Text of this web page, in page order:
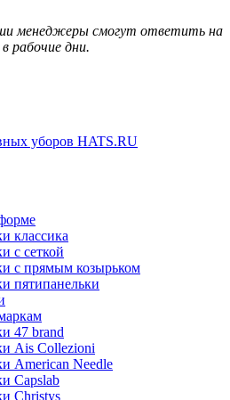
менеджеры смогут ответить на
рабочие дни.
классика
с сеткой
с прямым козырьком
пятипанельки
47 brand
Ais Collezioni
American Needle
Capslab
Christys